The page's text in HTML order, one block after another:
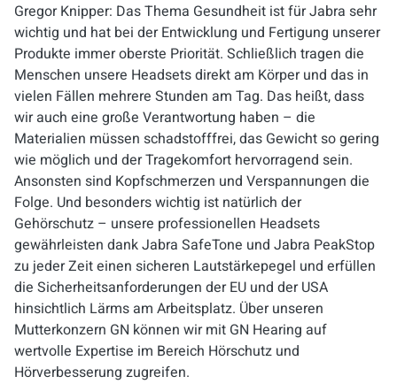
Gregor Knipper: Das Thema Gesundheit ist für Jabra sehr
wichtig und hat bei der Entwicklung und Fertigung unserer
Produkte immer oberste Priorität. Schließlich tragen die
Menschen unsere Headsets direkt am Körper und das in
vielen Fällen mehrere Stunden am Tag. Das heißt, dass
wir auch eine große Verantwortung haben – die
Materialien müssen schadstofffrei, das Gewicht so gering
wie möglich und der Tragekomfort hervorragend sein.
Ansonsten sind Kopfschmerzen und Verspannungen die
Folge. Und besonders wichtig ist natürlich der
Gehörschutz – unsere professionellen Headsets
gewährleisten dank Jabra SafeTone und Jabra PeakStop
zu jeder Zeit einen sicheren Lautstärkepegel und erfüllen
die Sicherheitsanforderungen der EU und der USA
hinsichtlich Lärms am Arbeitsplatz. Über unseren
Mutterkonzern GN können wir mit GN Hearing auf
wertvolle Expertise im Bereich Hörschutz und
Hörverbesserung zugreifen.